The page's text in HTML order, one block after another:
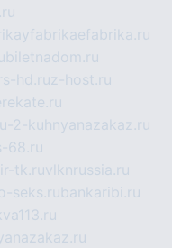
biletnadom.ru
hd.ruz-host.ru
2-kuhnyanazakaz.ru
68.ru
tk.ruvlknrussia.ru
seks.rubankaribi.ru